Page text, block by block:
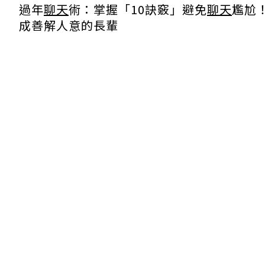
過年聊天術：掌握「10訣竅」避免聊天尷尬
成善解人意的長輩